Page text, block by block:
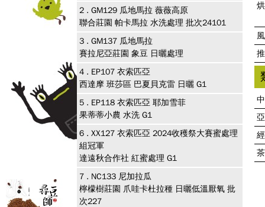
2 . GM129 瓜地馬拉 薇薇高原
聯合莊園 帕卡馬拉 水洗處理 批次24101
3 . GM137 瓜地馬拉
賽拉尼亞莊園 象豆 日曬處理
4 . EP107 衣索匹亞
西達摩 班莎區 巴夏貝克雷 日曬 G1
5 . EP118 衣索匹亞 耶加雪菲
果蒂蒂小農 水洗 G1
6 . XX127 衣索匹亞 2024收穫祭大賽蜜處理
組冠軍
達遠秋合作社 紅蜜處理 G1
7 . NC133 尼加拉瓜
檸檬樹莊園 爪哇卡杜拉種 日曬低溫厭氧 批
次227